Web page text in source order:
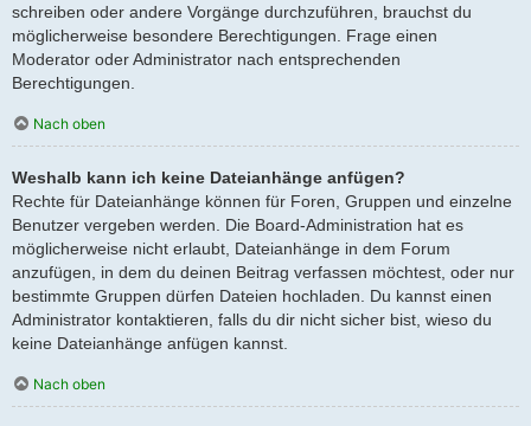
schreiben oder andere Vorgänge durchzuführen, brauchst du
möglicherweise besondere Berechtigungen. Frage einen
Moderator oder Administrator nach entsprechenden
Berechtigungen.
Nach oben
Weshalb kann ich keine Dateianhänge anfügen?
Rechte für Dateianhänge können für Foren, Gruppen und einzelne
Benutzer vergeben werden. Die Board-Administration hat es
möglicherweise nicht erlaubt, Dateianhänge in dem Forum
anzufügen, in dem du deinen Beitrag verfassen möchtest, oder nur
bestimmte Gruppen dürfen Dateien hochladen. Du kannst einen
Administrator kontaktieren, falls du dir nicht sicher bist, wieso du
keine Dateianhänge anfügen kannst.
Nach oben